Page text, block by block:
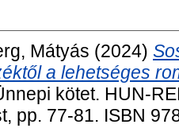
Mátyás (2024)
a lehetséges
kötet. HUN-
pp. 77-81. ISBN